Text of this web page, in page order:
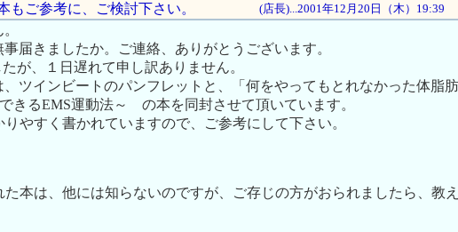
もご参考に、ご検討下さい。 (店長)...2001年12月20日（木）19:39
届きましたか。ご連絡、ありがとうございます。
が、１日遅れて申し訳ありません。
ツインビートのパンフレットと、「何をやってもとれなかった体脂肪
きるEMS運動法～ の本を同封させて頂いています。
やすく書かれていますので、ご参考にして下さい。
本は、他には知らないのですが、ご存じの方がおられましたら、教え